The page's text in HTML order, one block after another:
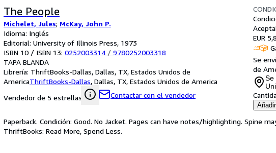
The People
Michelet, Jules; McKay, John P.
Idioma: Inglés
Editorial: University of Illinois Press, 1973
ISBN 10 / ISBN 13: 0252003314 / 9780252003318
TAPA BLANDA
Librería: ThriftBooks-Dallas, Dallas, TX, Estados Unidos de
AmericaThriftBooks-Dallas, Dallas, TX, Estados Unidos de America
Vendedor de 5 estrellas
Contactar con el vendedor
EUR
Se
de
Se
Paperback. Condición: Good. No Jacket. Pages can have notes/highlighting. Spine
ThriftBooks: Read More, Spend Less.